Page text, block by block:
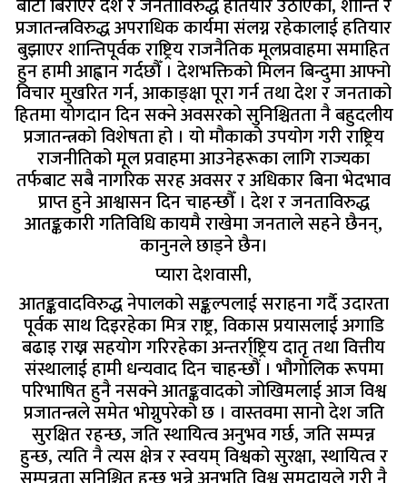
प्रजातन्त्रविरुद्ध अपराधिक कार्यमा संलग्न रहेकालाई हतियार
बुझाएर शान्तिपूर्वक राष्ट्रिय राजनैतिक मूलप्रवाहमा समाहित
हुन हामी आह्वान गर्दछौँ । देशभक्तिको मिलन बिन्दुमा आफ्नो
विचार मुखरित गर्न, आकाङ्क्षा पूरा गर्न तथा देश र जनताको
हितमा योगदान दिन सक्ने अवसरको सुनिश्चितता नै बहुदलीय
प्रजातन्त्रको विशेषता हो । यो मौकाको उपयोग गरी राष्ट्रिय
राजनीतिको मूल प्रवाहमा आउनेहरूका लागि राज्यका
तर्फबाट सबै नागरिक सरह अवसर र अधिकार बिना भेदभाव
प्राप्त हुने आश्वासन दिन चाहन्छौँ । देश र जनताविरुद्ध
आतङ्ककारी गतिविधि कायमै राखेमा जनताले सहने छैनन्,
कानुनले छाड्ने छैन।
प्यारा देशवासी,
आतङ्कवादविरुद्ध नेपालको सङ्कल्पलाई सराहना गर्दै उदारता
पूर्वक साथ दिइरहेका मित्र राष्ट्र, विकास प्रयासलाई अगाडि
बढाइ राख्न सहयोग गरिरहेका अन्तर्रा्ष्ट्रिय दातृ तथा वित्तीय
संस्थालाई हामी धन्यवाद दिन चाहन्छौं । भौगोलिक रूपमा
परिभाषित हुनै नसक्ने आतङ्कवादको जोखिमलाई आज विश्व
प्रजातन्त्रले समेत भोग्नुपरेको छ । वास्तवमा सानो देश जति
सुरक्षित रहन्छ, जति स्थायित्व अनुभव गर्छ, जति सम्पन्न
हुन्छ, त्यति नै त्यस क्षेत्र र स्वयम् विश्वको सुरक्षा, स्थायित्व र